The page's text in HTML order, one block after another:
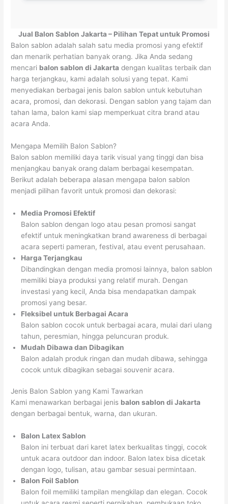
Jual Balon Sablon Jakarta – Pilihan Tepat untuk Promosi
Balon sablon adalah salah satu media promosi yang efektif
dan menarik perhatian banyak orang. Jika Anda sedang
mencari balon sablon di Jakarta dengan kualitas terbaik dan
harga terjangkau, kami adalah solusi yang tepat. Kami
menyediakan berbagai jenis balon sablon untuk kebutuhan
acara, promosi, dan dekorasi. Dengan sablon yang tajam dan
tahan lama, balon kami siap memperkuat citra brand atau
acara Anda.
Mengapa Memilih Balon Sablon?
Balon sablon memiliki daya tarik visual yang tinggi dan bisa
menjangkau banyak orang dalam berbagai kesempatan.
Berikut adalah beberapa alasan mengapa balon sablon
menjadi pilihan favorit untuk promosi dan dekorasi:
Media Promosi Efektif
Balon sablon dengan logo atau pesan promosi sangat
efektif untuk meningkatkan brand awareness di berbagai
acara seperti pameran, festival, atau event perusahaan.
Harga Terjangkau
Dibandingkan dengan media promosi lainnya, balon sablon
memiliki biaya produksi yang relatif murah. Dengan
investasi yang kecil, Anda bisa mendapatkan dampak
promosi yang besar.
Fleksibel untuk Berbagai Acara
Balon sablon cocok untuk berbagai acara, mulai dari ulang
tahun, peresmian, hingga peluncuran produk.
Mudah Dibawa dan Dibagikan
Balon adalah produk ringan dan mudah dibawa, sehingga
cocok untuk dibagikan sebagai souvenir acara.
Jenis Balon Sablon yang Kami Tawarkan
Kami menawarkan berbagai jenis balon sablon di Jakarta
dengan berbagai bentuk, warna, dan ukuran.
Balon Latex Sablon
Balon ini terbuat dari karet latex berkualitas tinggi, cocok
untuk acara outdoor dan indoor. Balon latex bisa dicetak
dengan logo, tulisan, atau gambar sesuai permintaan.
Balon Foil Sablon
Balon foil memiliki tampilan mengkilap dan elegan. Cocok